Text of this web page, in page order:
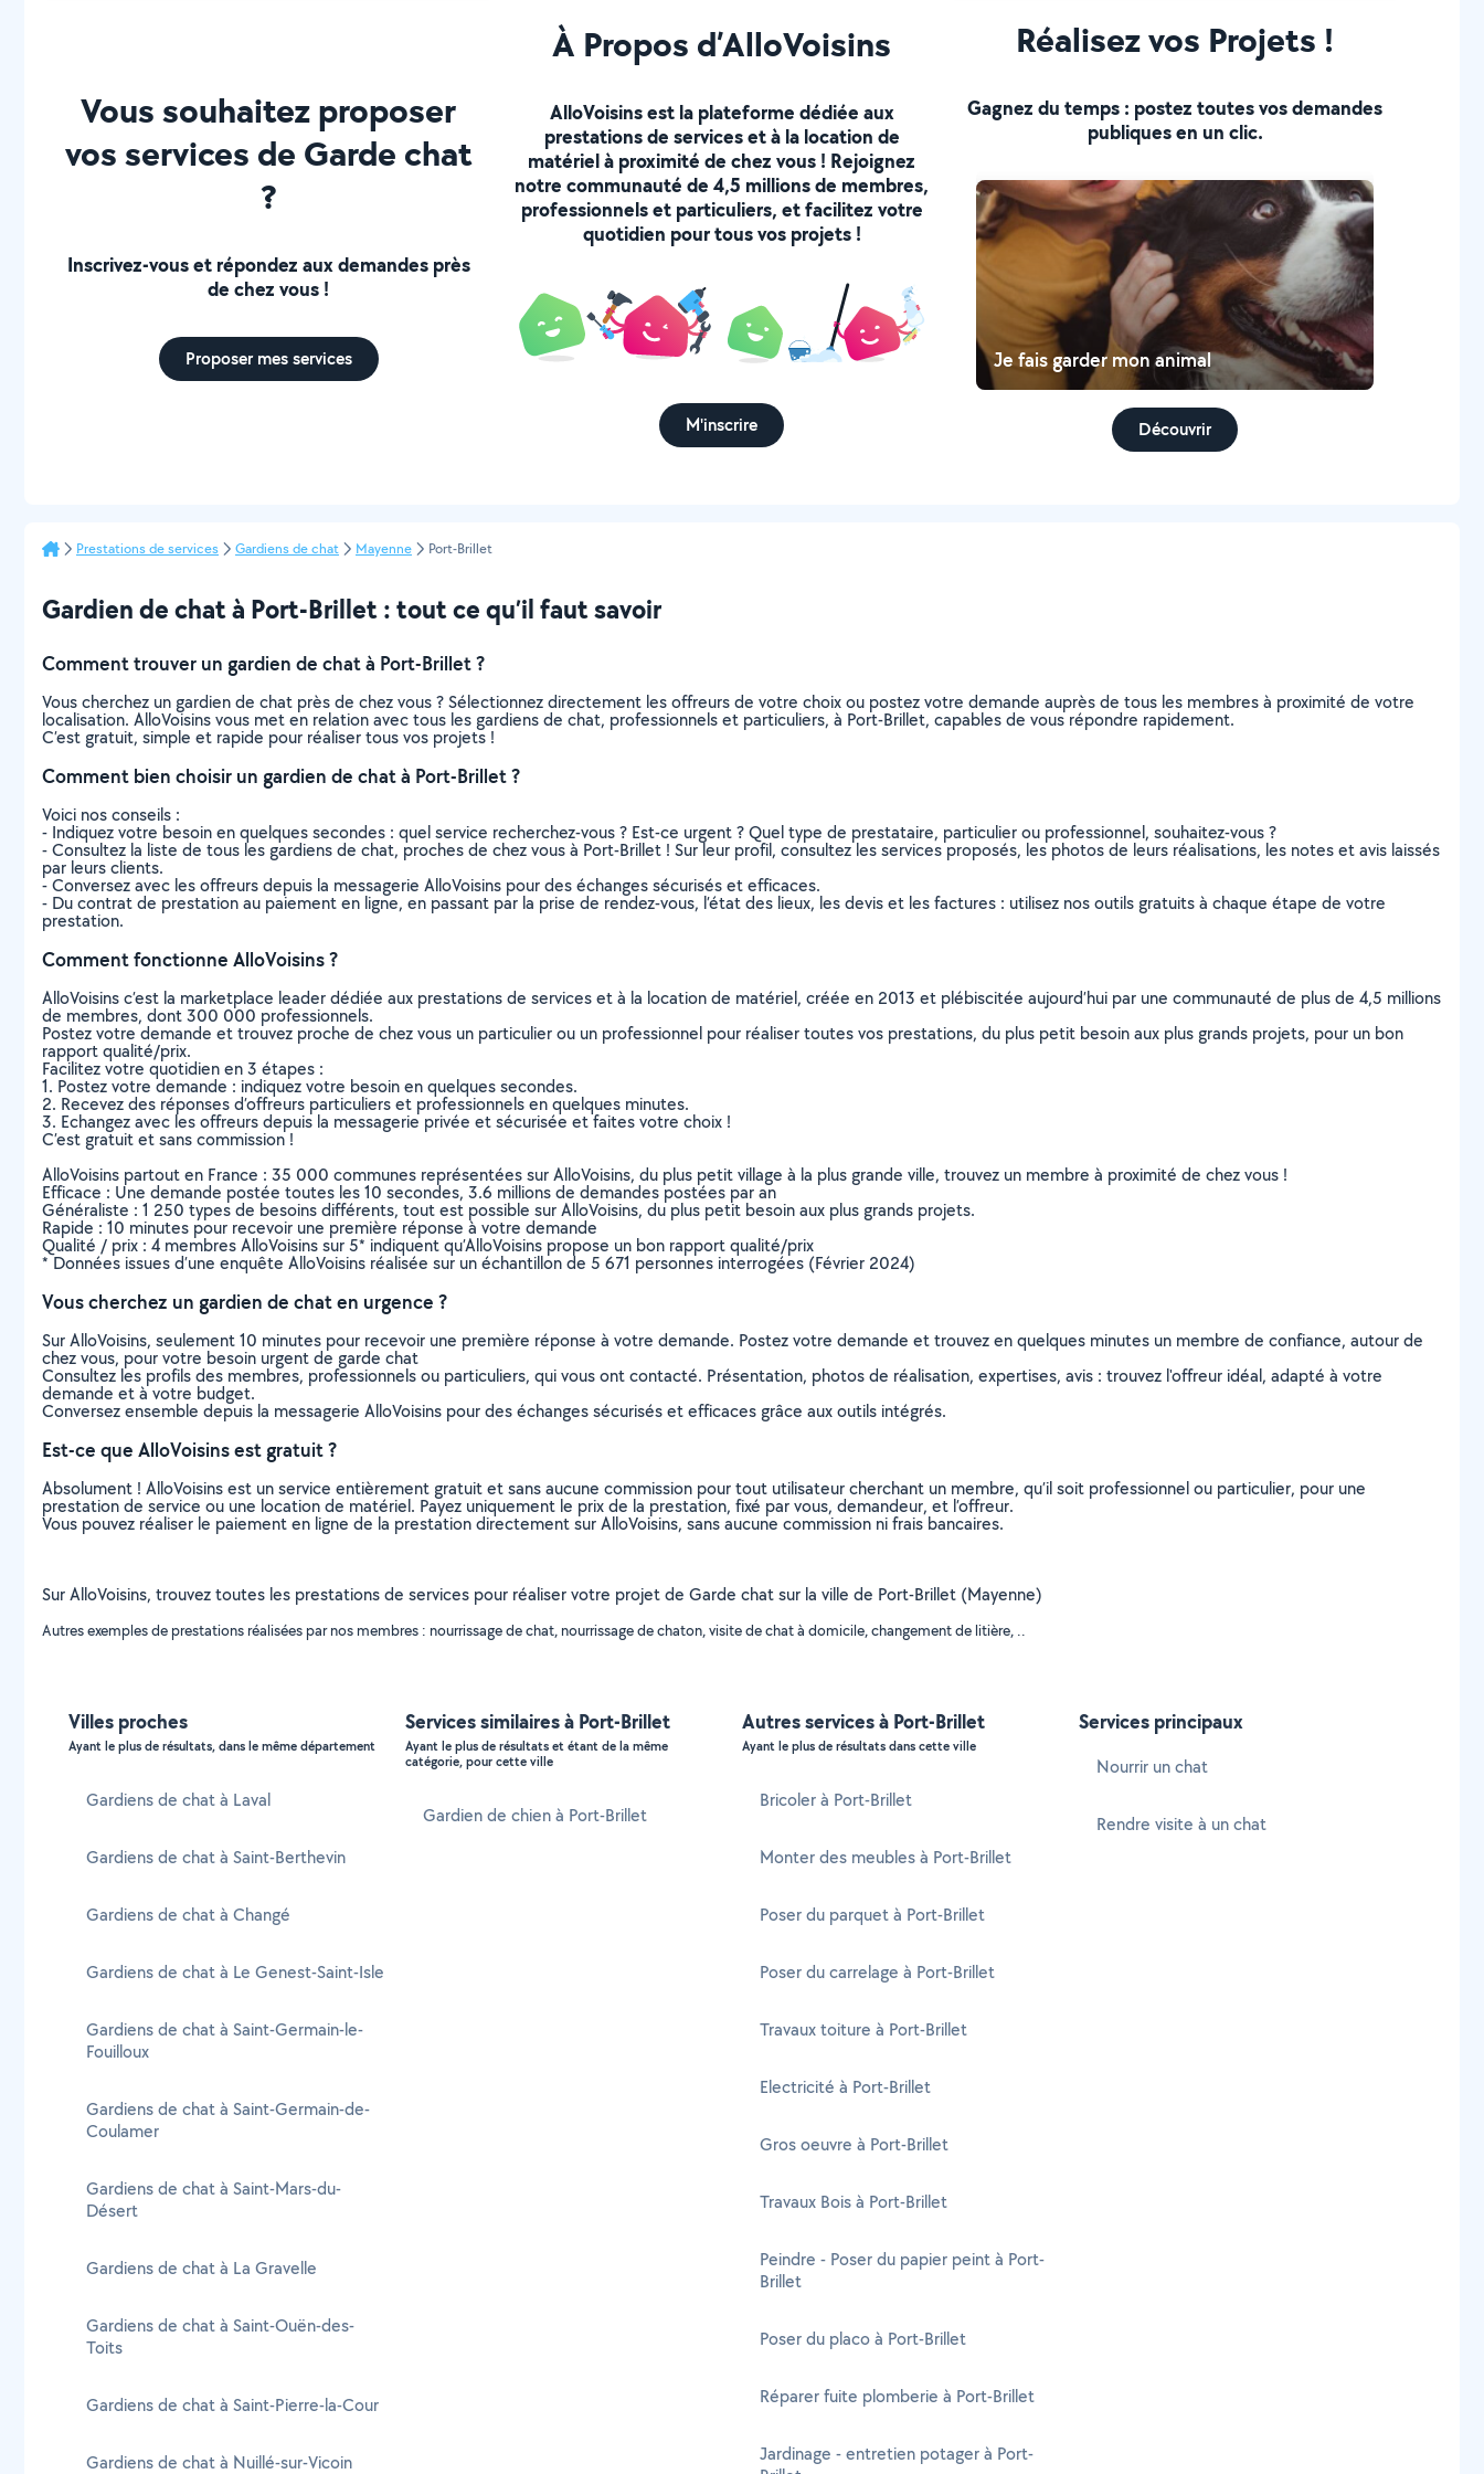
Vous souhaitez proposer
vos services de Garde chat
?
Inscrivez-vous et répondez aux demandes près
de chez vous !
Proposer mes services
À Propos d’AlloVoisins
AlloVoisins est la plateforme dédiée aux
prestations de services et à la location de
matériel à proximité de chez vous ! Rejoignez
notre communauté de 4,5 millions de membres,
professionnels et particuliers, et facilitez votre
quotidien pour tous vos projets !
M'inscrire
Réalisez vos Projets !
Gagnez du temps : postez toutes vos demandes
publiques en un clic.
Je fais garder mon animal
Découvrir
Prestations de services Gardiens de chat Mayenne Port-Brillet
Gardien de chat à Port-Brillet : tout ce qu’il faut savoir
Comment trouver un gardien de chat à Port-Brillet ?
Vous cherchez un gardien de chat près de chez vous ? Sélectionnez directement les offreurs de votre choix ou postez votre demande auprès de tous les membres à proximité de votre
localisation. AlloVoisins vous met en relation avec tous les gardiens de chat, professionnels et particuliers, à Port-Brillet, capables de vous répondre rapidement.
C’est gratuit, simple et rapide pour réaliser tous vos projets !
Comment bien choisir un gardien de chat à Port-Brillet ?
Voici nos conseils :
- Indiquez votre besoin en quelques secondes : quel service recherchez-vous ? Est-ce urgent ? Quel type de prestataire, particulier ou professionnel, souhaitez-vous ?
- Consultez la liste de tous les gardiens de chat, proches de chez vous à Port-Brillet ! Sur leur profil, consultez les services proposés, les photos de leurs réalisations, les notes et avis laissés
par leurs clients.
- Conversez avec les offreurs depuis la messagerie AlloVoisins pour des échanges sécurisés et efficaces.
- Du contrat de prestation au paiement en ligne, en passant par la prise de rendez-vous, l’état des lieux, les devis et les factures : utilisez nos outils gratuits à chaque étape de votre
prestation.
Comment fonctionne AlloVoisins ?
AlloVoisins c’est la marketplace leader dédiée aux prestations de services et à la location de matériel, créée en 2013 et plébiscitée aujourd’hui par une communauté de plus de 4,5 millions
de membres, dont 300 000 professionnels.
Postez votre demande et trouvez proche de chez vous un particulier ou un professionnel pour réaliser toutes vos prestations, du plus petit besoin aux plus grands projets, pour un bon
rapport qualité/prix.
Facilitez votre quotidien en 3 étapes :
1. Postez votre demande : indiquez votre besoin en quelques secondes.
2. Recevez des réponses d’offreurs particuliers et professionnels en quelques minutes.
3. Echangez avec les offreurs depuis la messagerie privée et sécurisée et faites votre choix !
C’est gratuit et sans commission !
AlloVoisins partout en France : 35 000 communes représentées sur AlloVoisins, du plus petit village à la plus grande ville, trouvez un membre à proximité de chez vous !
Efficace : Une demande postée toutes les 10 secondes, 3.6 millions de demandes postées par an
Généraliste : 1 250 types de besoins différents, tout est possible sur AlloVoisins, du plus petit besoin aux plus grands projets.
Rapide : 10 minutes pour recevoir une première réponse à votre demande
Qualité / prix : 4 membres AlloVoisins sur 5* indiquent qu’AlloVoisins propose un bon rapport qualité/prix
* Données issues d’une enquête AlloVoisins réalisée sur un échantillon de 5 671 personnes interrogées (Février 2024)
Vous cherchez un gardien de chat en urgence ?
Sur AlloVoisins, seulement 10 minutes pour recevoir une première réponse à votre demande. Postez votre demande et trouvez en quelques minutes un membre de confiance, autour de
chez vous, pour votre besoin urgent de garde chat
Consultez les profils des membres, professionnels ou particuliers, qui vous ont contacté. Présentation, photos de réalisation, expertises, avis : trouvez l'offreur idéal, adapté à votre
demande et à votre budget.
Conversez ensemble depuis la messagerie AlloVoisins pour des échanges sécurisés et efficaces grâce aux outils intégrés.
Est-ce que AlloVoisins est gratuit ?
Absolument ! AlloVoisins est un service entièrement gratuit et sans aucune commission pour tout utilisateur cherchant un membre, qu’il soit professionnel ou particulier, pour une
prestation de service ou une location de matériel. Payez uniquement le prix de la prestation, fixé par vous, demandeur, et l’offreur.
Vous pouvez réaliser le paiement en ligne de la prestation directement sur AlloVoisins, sans aucune commission ni frais bancaires.
Sur AlloVoisins, trouvez toutes les prestations de services pour réaliser votre projet de Garde chat sur la ville de Port-Brillet (Mayenne)
Autres exemples de prestations réalisées par nos membres : nourrissage de chat, nourrissage de chaton, visite de chat à domicile, changement de litière, ..
Villes proches
Ayant le plus de résultats, dans le même département
Gardiens de chat à Laval
Gardiens de chat à Saint-Berthevin
Gardiens de chat à Changé
Gardiens de chat à Le Genest-Saint-Isle
Gardiens de chat à Saint-Germain-le-
Fouilloux
Gardiens de chat à Saint-Germain-de-
Coulamer
Gardiens de chat à Saint-Mars-du-
Désert
Gardiens de chat à La Gravelle
Gardiens de chat à Saint-Ouën-des-
Toits
Gardiens de chat à Saint-Pierre-la-Cour
Gardiens de chat à Nuillé-sur-Vicoin
Services similaires à Port-Brillet
Ayant le plus de résultats et étant de la même
catégorie, pour cette ville
Gardien de chien à Port-Brillet
Autres services à Port-Brillet
Ayant le plus de résultats dans cette ville
Bricoler à Port-Brillet
Monter des meubles à Port-Brillet
Poser du parquet à Port-Brillet
Poser du carrelage à Port-Brillet
Travaux toiture à Port-Brillet
Electricité à Port-Brillet
Gros oeuvre à Port-Brillet
Travaux Bois à Port-Brillet
Peindre - Poser du papier peint à Port-
Brillet
Poser du placo à Port-Brillet
Réparer fuite plomberie à Port-Brillet
Jardinage - entretien potager à Port-
Services principaux
Nourrir un chat
Rendre visite à un chat